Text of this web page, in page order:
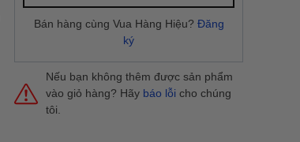
Bán hàng cùng Vua Hàng Hiệu? Đăng
ký
Nếu bạn không thêm được sản phẩm
vào giỏ hàng? Hãy báo lỗi cho chúng
tôi.